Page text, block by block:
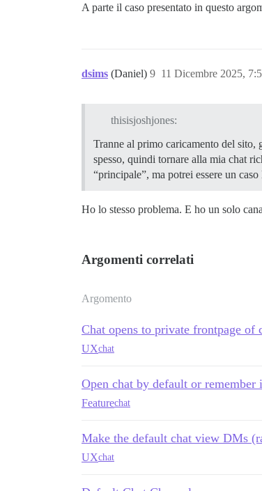
A parte il caso presentato in questo
dsims (Daniel) 11 Dicembre 2025,
9
thisisjoshjones:
Tranne al primo caricamento del sito,
spesso, quindi tornare alla mia chat
“principale”, ma potrei essere un
Ho lo stesso problema. E ho un solo
Argomenti correlati
Argomento
Chat opens to private frontpage of
UXchat
Open chat by default or remember
Featurechat
Make the default chat view DMs
UXchat